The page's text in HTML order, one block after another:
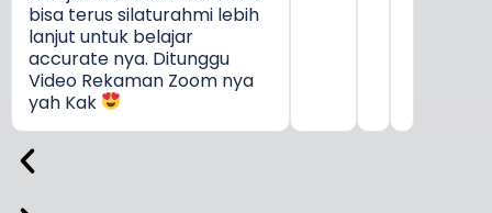
bisa terus silaturahmi lebih
lanjut untuk belajar
accurate nya. Ditunggu
Video Rekaman Zoom nya
yah Kak